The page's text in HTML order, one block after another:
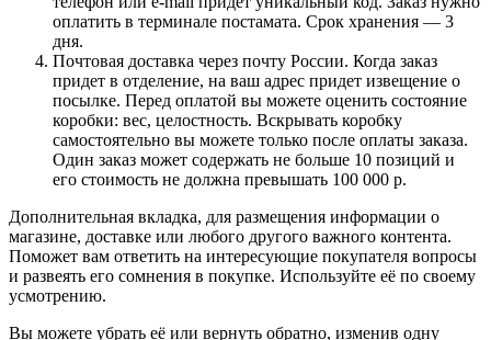
оплатить в терминале постамата. Срок хранения — 3
дня.
Почтовая доставка через почту России. Когда заказ
придет в отделение, на ваш адрес придет извещение о
посылке. Перед оплатой вы можете оценить состояние
коробки: вес, целостность. Вскрывать коробку
самостоятельно вы можете только после оплаты заказа.
Один заказ может содержать не больше 10 позиций и
его стоимость не должна превышать 100 000 р.
Дополнительная вкладка, для размещения информации о
магазине, доставке или любого другого важного контента.
Поможет вам ответить на интересующие покупателя вопросы
и развеять его сомнения в покупке. Используйте её по своему
усмотрению.
Вы можете убрать её или вернуть обратно, изменив одну